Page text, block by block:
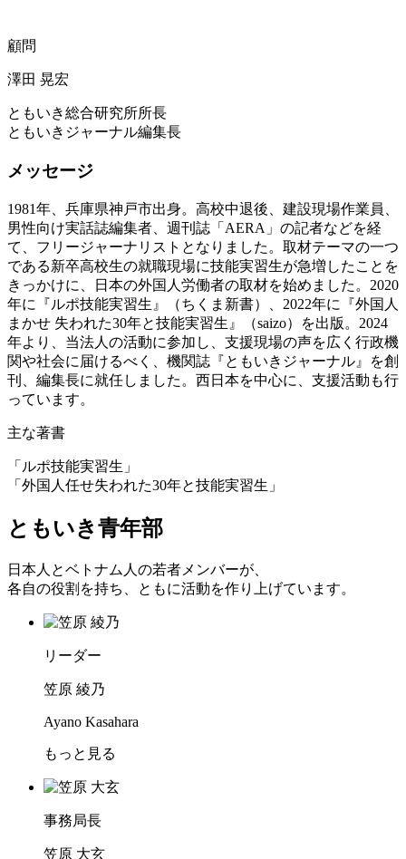
顧問
澤田 晃宏
ともいき総合研究所所長
ともいきジャーナル編集長
メッセージ
1981年、兵庫県神戸市出身。高校中退後、建設現場作業員、
男性向け実話誌編集者、週刊誌「AERA」の記者などを経
て、フリージャーナリストとなりました。取材テーマの一つ
である新卒高校生の就職現場に技能実習生が急増したことを
きっかけに、日本の外国人労働者の取材を始めました。2020
年に『ルポ技能実習生』（ちくま新書）、2022年に『外国人
まかせ 失われた30年と技能実習生』（saizo）を出版。2024
年より、当法人の活動に参加し、支援現場の声を広く行政機
関や社会に届けるべく、機関誌『ともいきジャーナル』を創
刊、編集長に就任しました。西日本を中心に、支援活動も行
っています。
主な著書
「ルポ技能実習生」
「外国人任せ失われた30年と技能実習生」
ともいき青年部
日本人とベトナム人の若者メンバーが、
各自の役割を持ち、ともに活動を作り上げています。
リーダー
笠原 綾乃
Ayano Kasahara
もっと見る
事務局長
笠原 大玄